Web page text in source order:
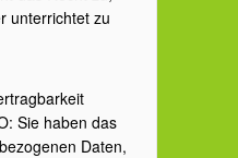
unterrichtet zu
Sie haben das
Daten,